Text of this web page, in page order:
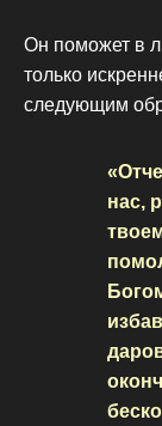
Он поможет в
только
следующим
нас,